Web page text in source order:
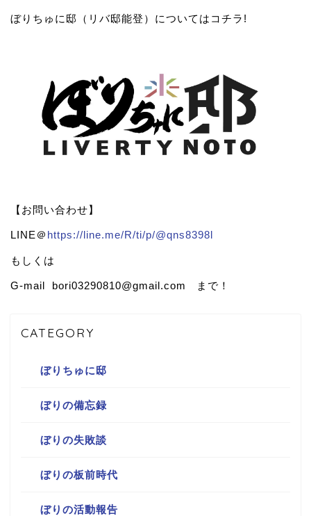
ぼりちゅに邸（リバ邸能登）についてはコチラ!
【お問い合わせ】
LINE＠ https://line.me/R/ti/p/@qns8398l
もしくは
G-mail bori03290810@gmail.com まで！
CATEGORY
ぼりちゅに邸
ぼりの備忘録
ぼりの失敗談
ぼりの板前時代
ぼりの活動報告